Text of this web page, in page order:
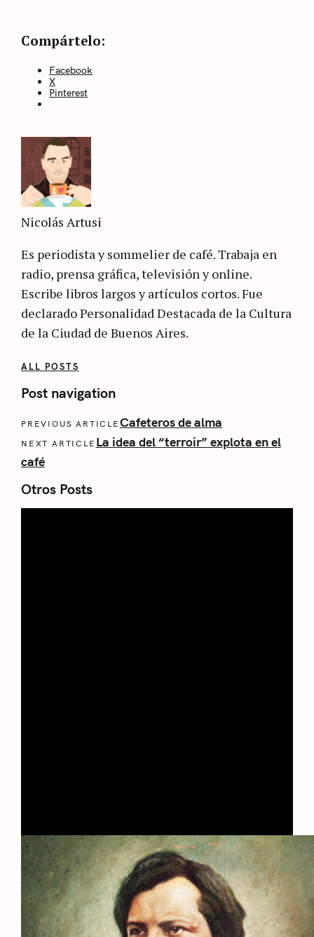
CategoriesSin
Compártelo:
Facebook
X
Pinterest
Nicolás Artusi
Es periodista y sommelier de café. Trabaja en
radio, prensa gráfica, televisión y online.
Escribe libros largos y artículos cortos. Fue
declarado Personalidad Destacada de la Cultura
de la Ciudad de Buenos Aires.
ALL POSTS
Post navigation
PREVIOUS ARTICLE Cafeteros de alma
NEXT ARTICLE La idea del “terroir” explota en el
café
Otros Posts